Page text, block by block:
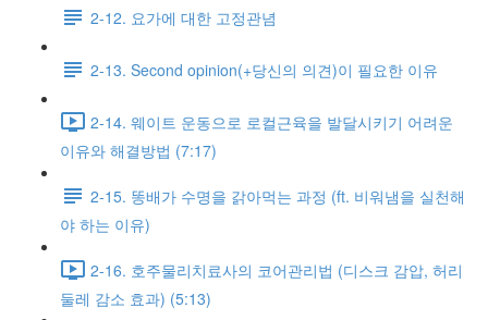
2-12. 요가에 대한 고정관념
2-13. Second opinion(+당신의 의견)이 필요한 이유
2-14. 웨이트 운동으로 로컬근육을 발달시키기 어려운
이유와 해결방법 (7:17)
2-15. 똥배가 수명을 갉아먹는 과정 (ft. 비워냄을 실천해
야 하는 이유)
2-16. 호주물리치료사의 코어관리법 (디스크 감압, 허리
둘레 감소 효과) (5:13)